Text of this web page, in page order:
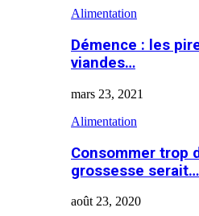
Alimentation
Démence : les
viandes…
mars 23, 2021
Alimentation
Consommer trop
grossesse serait…
août 23, 2020